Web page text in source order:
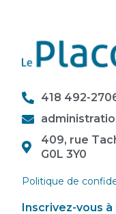
418 492-
409, rue
G0L 3Y0
Politique de
Inscrivez-vous